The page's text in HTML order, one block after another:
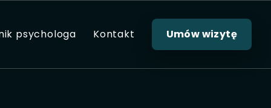
psychologa Kontakt Umów wizytę